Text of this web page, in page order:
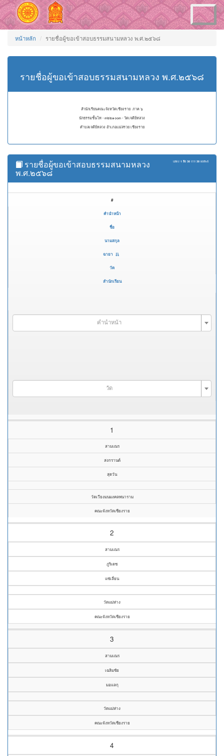
Toggle
navigation
หน้าหลัก รายชื่อผู้ขอเข้าสอบธรรมสนามหลวง พ.ศ.๒๕๖๘
รายชื่อผู้ขอเข้าสอบธรรมสนามหลวง พ.ศ.๒๕๖๘
สำนักเรียนคณะจังหวัดเชียงราย ภาค ๖
นักธรรมชั้นโท - ๓๒๒๑๐๐๓ - วัดเจดีย์หลวง
ตำบลเจดีย์หลวง อำเภอแม่สรวย เชียงราย
แสดง 1 ถึง 38 จาก 38 ผลลัพธ์
รายชื่อผู้ขอเข้าสอบธรรมสนามหลวง
พ.ศ.๒๕๖๘
#
คำนำหน้า
ชื่อ
นามสกุล
ฉายา
วัด
สำนักเรียน
คำนำหน้า
วัด
1
สามเณร
สงกรานต์
สุดวัน
วัดเวียงมนมงคลพนาราม
คณะจังหวัดเชียงราย
2
สามเณร
ภูริเดช
แซ่เลี่ยน
วัดแม่ห่าง
คณะจังหวัดเชียงราย
3
สามเณร
เฉลิมชัย
มอแลกุ
วัดแม่ห่าง
คณะจังหวัดเชียงราย
4